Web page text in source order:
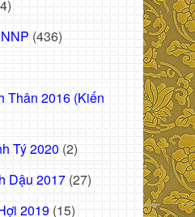
(436)
Thân 2016 (Kiến
Tý 2020 (2)
Dậu 2017 (27)
2019 (15)